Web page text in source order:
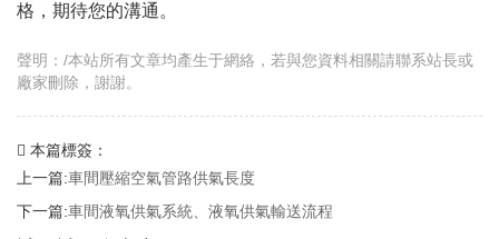
格，期待您的溝通。
聲明：/本站所有文章均產生于網絡，若與您資料相關請聯系站長或
廠家刪除，謝謝。
本篇標簽：
上一篇:車間壓縮空氣管路供氣長度
下一篇:車間液氧供氣系統、液氧供氣輸送流程